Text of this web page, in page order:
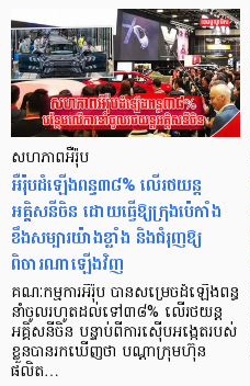
សហភាពអឺរ៉ុប
អឺរ៉ុបដំឡើងពន្ធ៣៨% លើរថយន្ត
អគ្គិសនីចិន ដោយធ្វើឱ្យក្រុងប៉េកាំង
ខឹងសម្បារយ៉ាងខ្លាំង និងជំរុញឱ្យ
ពិចារណាឡើងវិញ
គណៈកម្មការអឺរ៉ុប បានសម្រេចដំឡើងពន្ធ
នាំចូលរហូតដល់ទៅ៣៨% លើរថយន្ត
អគ្គិសនីចិន បន្ទាប់ពីការស៊ើបអង្កេតរបស់
ខ្លួនបានរកឃើញថា បណ្ដាក្រុមហ៊ុន
ផលិត…